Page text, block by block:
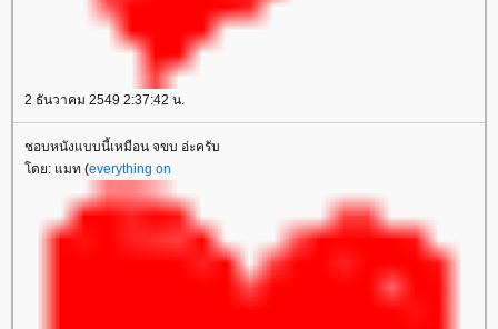
2 ธันวาคม 2549 2:37:42 น.
ชอบหนังแบบนี้เหมือน จขบ อ่ะครับ
ดย: แมท (everything on